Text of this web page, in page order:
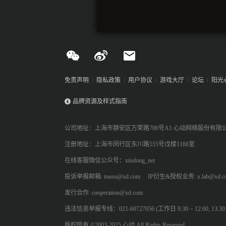
免责声明 隐私政策 用户协议 游戏大厅 论坛 阳光
品牌资源及样式指南
公司地址：上海市静安区万荣路700号A1 心动网络股份有限
注册地址：上海市闵行区东川路555号戊楼1166室
在线客服微信公众号：xindong_net
投诉举报邮箱: tousu@xd.com IP衍生&授权业务:
发行合作: cooperation@xd.com
违法信息举报专线：021-60727056 (工作日 9:30 ~ 12:00, 13:30